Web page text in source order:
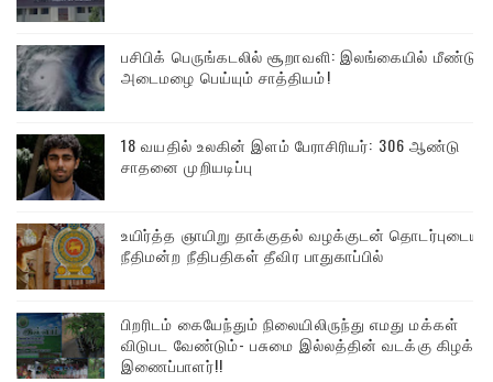
பசிபிக் பெருங்கடலில் சூறாவளி: இலங்கையில் மீண்டும்
அடைமழை பெய்யும் சாத்தியம்!
18 வயதில் உலகின் இளம் பேராசிரியர்: 306 ஆண்டு
சாதனை முறியடிப்பு
உயிர்த்த ஞாயிறு தாக்குதல் வழக்குடன் தொடர்புடைய
நீதிமன்ற நீதிபதிகள் தீவிர பாதுகாப்பில்
பிறரிடம் கையேந்தும் நிலையிலிருந்து எமது மக்கள்
விடுபட வேண்டும்- பசுமை இல்லத்தின் வடக்கு கிழக்கு
இணைப்பாளர்!!